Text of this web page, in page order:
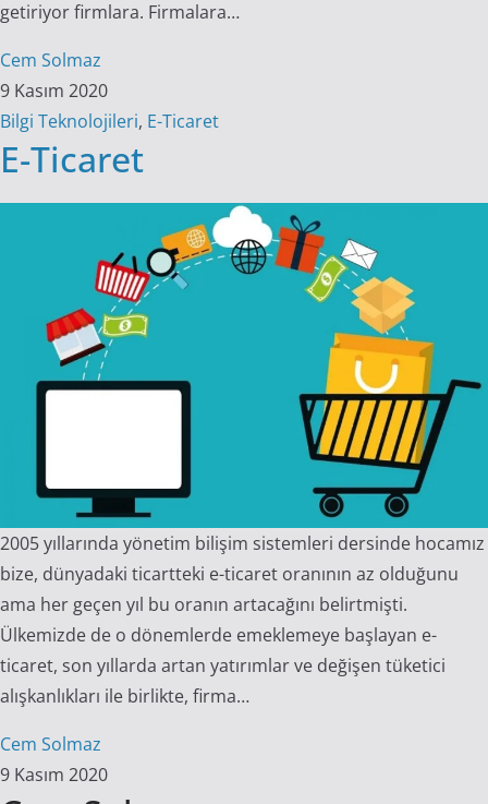
getiriyor firmlara. Firmalara…
Cem Solmaz
9 Kasım 2020
Bilgi Teknolojileri, E-Ticaret
E-Ticaret
2005 yıllarında yönetim bilişim sistemleri dersinde hocamız
bize, dünyadaki ticartteki e-ticaret oranının az olduğunu
ama her geçen yıl bu oranın artacağını belirtmişti.
Ülkemizde de o dönemlerde emeklemeye başlayan e-
ticaret, son yıllarda artan yatırımlar ve değişen tüketici
alışkanlıkları ile birlikte, firma…
Cem Solmaz
9 Kasım 2020